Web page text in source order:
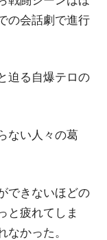
の会話劇で進行
迫る自爆テロの
ない人々の葛
できないほどの
と疲れてしま
なかった。